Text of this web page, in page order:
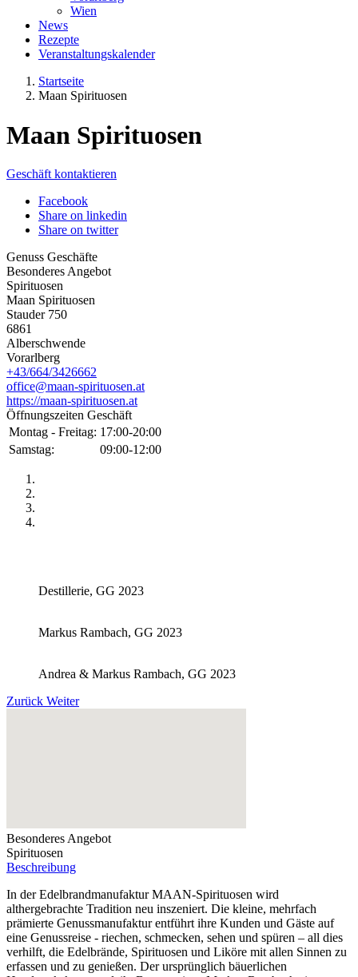
Wien
News
Rezepte
Veranstaltungskalender
Startseite
Maan Spirituosen
Maan Spirituosen
Geschäft kontaktieren
Facebook
Share on linkedin
Share on twitter
Genuss Geschäfte
Besonderes Angebot
Spirituosen
Maan Spirituosen
Stauder 750
6861
Alberschwende
Vorarlberg
+43/664/3426662
office@maan-spirituosen.at
https://maan-spirituosen.at
Öffnungszeiten Geschäft
Montag - Freitag: 17:00-20:00
Samstag:
09:00-12:00
Destillerie, GG 2023
Markus Rambach, GG 2023
Andrea & Markus Rambach, GG 2023
Zurück Weiter
Besonderes Angebot
Spirituosen
Beschreibung
In der Edelbrandmanufaktur MAAN-Spirituosen wird
althergebrachte Tradition neu inszeniert. Die kleine, mehrfach
prämierte Genussmanufaktur entführt ihre Kunden und Gäste auf
eine Genussreise - riechen, schmecken, sehen und spüren – all dies
verhilft, die Edelbrände, Spirituosen und Liköre mit allen Sinnen zu
erfassen und zu genießen. Der ursprünglich bäuerlichen